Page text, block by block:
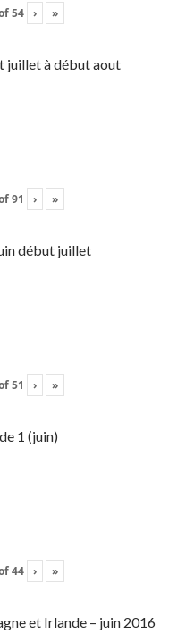
54 › »
juillet à début aout
91 › »
début juillet
51 › »
1 (juin)
44 › »
et Irlande – juin 2016